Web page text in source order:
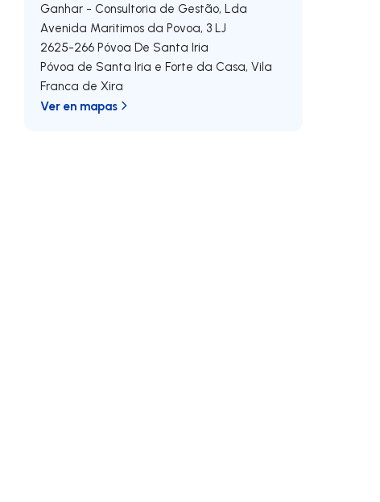
Ganhar - Consultoria de Gestão, Lda
Avenida Maritimos da Povoa, 3 LJ
2625-266 Póvoa De Santa Iria
Póvoa de Santa Iria e Forte da Casa,Vila
Franca de Xira
Ver en mapas